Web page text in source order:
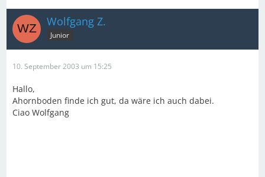
Wolfgang Z.
Junior
10. September 2003 um 15:25
Hallo,
Ahornboden finde ich gut, da wäre ich auch dabei.
Ciao Wolfgang